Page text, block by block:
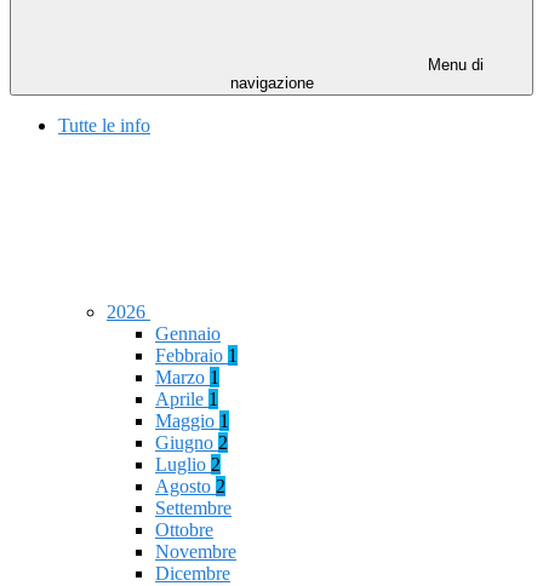
Menu di
navigazione
Tutte le info
2026
Gennaio
Febbraio 1
Marzo 1
Aprile 1
Maggio 1
Giugno 2
Luglio 2
Agosto 2
Settembre
Ottobre
Novembre
Dicembre